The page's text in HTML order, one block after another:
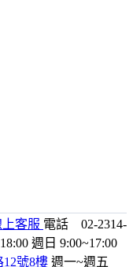
客服 電話 02-2314-
週日 9:00~17:00
號8樓 週一~週五